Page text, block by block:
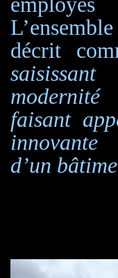
décrit
faisant
d’un